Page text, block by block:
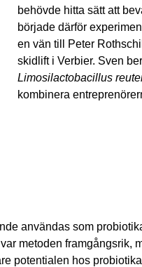
behövde hitta sätt att
började därför
en vän till Peter
skidlift i Verbier. Sven
Limosilactobacillus
kombinera
användas som
metoden framgångsrik,
potentialen hos